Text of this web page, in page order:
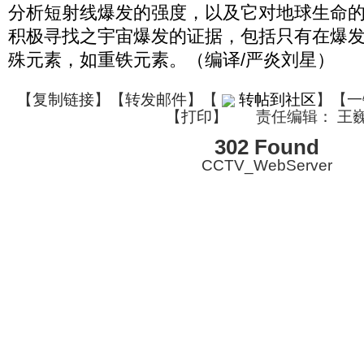
分析短射线爆发的强度，以及它对地球生命
积极寻找之宇宙爆发的证据，包括只有在爆
殊元素，如重铁元素。（编译/严炎刘星）
【复制链接】【转发邮件】 【 转帖到社区】【
【打印】 责任编辑： 王
302 Found
CCTV_WebServer